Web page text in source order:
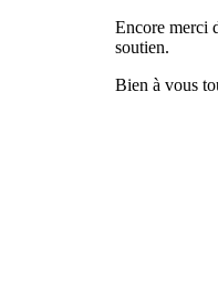
Encore merci
soutien.
Bien à vous